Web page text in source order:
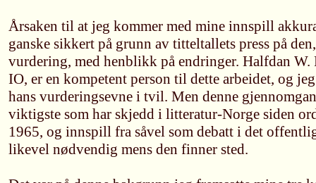
Årsaken til at jeg kommer med mine innspill
ganske sikkert på grunn av titteltallets press på
vurdering, med henblikk på endringer. Halfdan W.
IO, er en kompetent person til dette arbeidet, og
hans vurderingsevne i tvil. Men denne
viktigste som har skjedd i litteratur-Norge siden
1965, og innspill fra såvel som debatt i det
likevel nødvendig mens den finner sted.